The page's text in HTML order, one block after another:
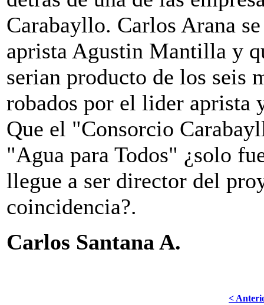
Carabayllo. Carlos Arana
aprista Agustin Mantilla y
serian producto de los seis
robados por el lider aprista
Que el "Consorcio
"Agua para Todos" ¿solo
llegue a ser director del
coincidencia?.
Carlos Santana A.
<